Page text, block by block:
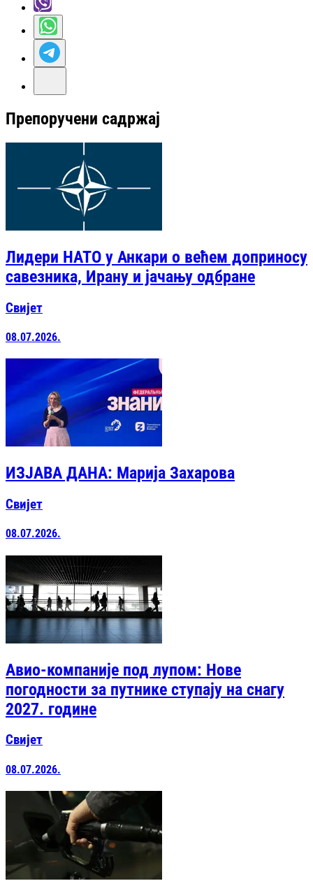
Препоручени садржај
Лидери НАТО у Анкари о већем доприносу
савезника, Ирану и јачању одбране
Свијет
08.07.2026.
ИЗЈАВА ДАНА: Марија Захарова
Свијет
08.07.2026.
Авио-компаније под лупом: Нове
погодности за путнике ступају на снагу
2027. године
Свијет
08.07.2026.